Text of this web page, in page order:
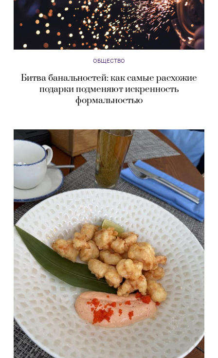
ОБЩЕСТВО
Битва банальностей: как самые расхожие
подарки подменяют искренность
формальностью